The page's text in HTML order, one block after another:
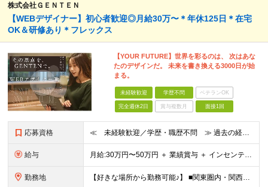
株式会社ＧＥＮＴＥＮ
【WEBデザイナー】初⼼者歓迎◎⽉給30万〜＊年休125⽇＊在宅
OK＆研修あり＊フレックス
【YOUR FUTURE】世界を彩るのは、 次はあな
たのデザインだ。 未来を書き換える3000⽇が始
まる。
未経験歓迎 学歴不問 ベテランOK
完全週休2日 賞与複数月 面接1回
応募資格 ≪ 未経験歓迎／学歴・職歴不問 ≫ 過去の経歴は一切不問。 「いままで」よりも「これから」を 重視した採用を行っています！ ▼▼こんな想いがある方大歓迎▼▼ ・WEBデザインに興味がある ・自由な環
給与 ⽉給:30万円〜50万円 ＋ 業績賞与 ＋ インセンティブ賞与 経験者：35万円～ ※経験・スキルを考慮の上、決定します。 ※経験者は別途優遇！ ★試用期間6ヶ月（期間中は月給21万円～）
勤務地 【好きな場所から勤務可能♪】 ■関東圏内・関西圏内 または⾸都圏近郊のプロジェクト先 ★リモートワーク実施中（プロジェクトによりフルリモートもあり） ★転居を伴う転勤なし ★配属先は希望を最⼤限考慮